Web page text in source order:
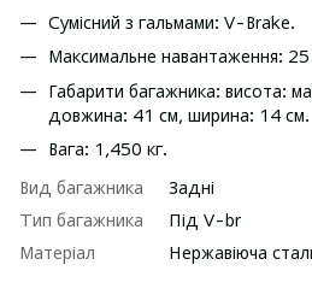
Сумісний з гальмами: V-Brake.
Максимальне навантаження: 25
Габарити багажника: висота:
довжина: 41 см, ширина: 14 см.
Вага: 1,450 кг.
Вид багажника
Задні
Тип багажника
Під V-br
Матеріал
Нержавіюча